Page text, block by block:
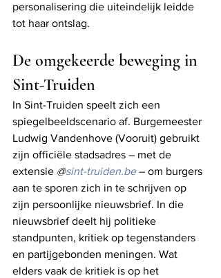
personalisering die uiteindelijk leidde
tot haar ontslag.
De omgekeerde beweging in
Sint-Truiden
In Sint-Truiden speelt zich een
spiegelbeeldscenario af. Burgemeester
Ludwig Vandenhove (Vooruit) gebruikt
zijn officiële stadsadres – met de
extensie @sint-truiden.be – om burgers
aan te sporen zich in te schrijven op
zijn persoonlijke nieuwsbrief. In die
nieuwsbrief deelt hij politieke
standpunten, kritiek op tegenstanders
en partijgebonden meningen. Wat
elders vaak de kritiek is op het